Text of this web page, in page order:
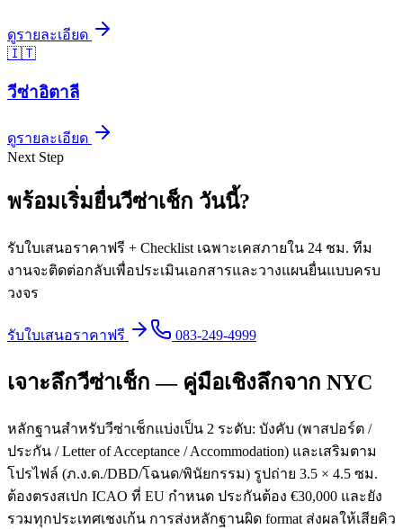
ดูรายละเอียด
🇮🇹
วีซ่าอิตาลี
ดูรายละเอียด
Next Step
พร้อมเริ่มยื่นวีซ่าเช็ก วันนี้?
รับใบเสนอราคาฟรี + Checklist เฉพาะเคสภายใน 24 ชม. ทีม
งานจะติดต่อกลับเพื่อประเมินเอกสารและวางแผนยื่นแบบครบ
วงจร
รับใบเสนอราคาฟรี 083-249-4999
เจาะลึกวีซ่าเช็ก — คู่มือเชิงลึกจาก NYC
หลักฐานสำหรับวีซ่าเช็กแบ่งเป็น 2 ระดับ: บังคับ (พาสปอร์ต /
ประกัน / Letter of Acceptance / Accommodation) และเสริมตาม
โปรไฟล์ (ภ.ง.ด./DBD/โฉนด/พินัยกรรม) รูปถ่าย 3.5 × 4.5 ซม.
ต้องตรงสเปก ICAO ที่ EU กำหนด ประกันต้อง €30,000 และยัง
รวมทุกประเทศเชงเก้น การส่งหลักฐานผิด format ส่งผลให้เสียคิว